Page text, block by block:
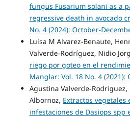
fungus Fusarium solani as a
regressive death in avocado
No. 4 (2024): October-
Luisa M Alvarez-Benaute,
Valverde-Rodríguez, Nidio
riego por goteo en el
Manglar: Vol. 18 No. 4 (2021):
Agustina Valverde-
Albornoz, Extractos
infestaciones de Dasiops spp